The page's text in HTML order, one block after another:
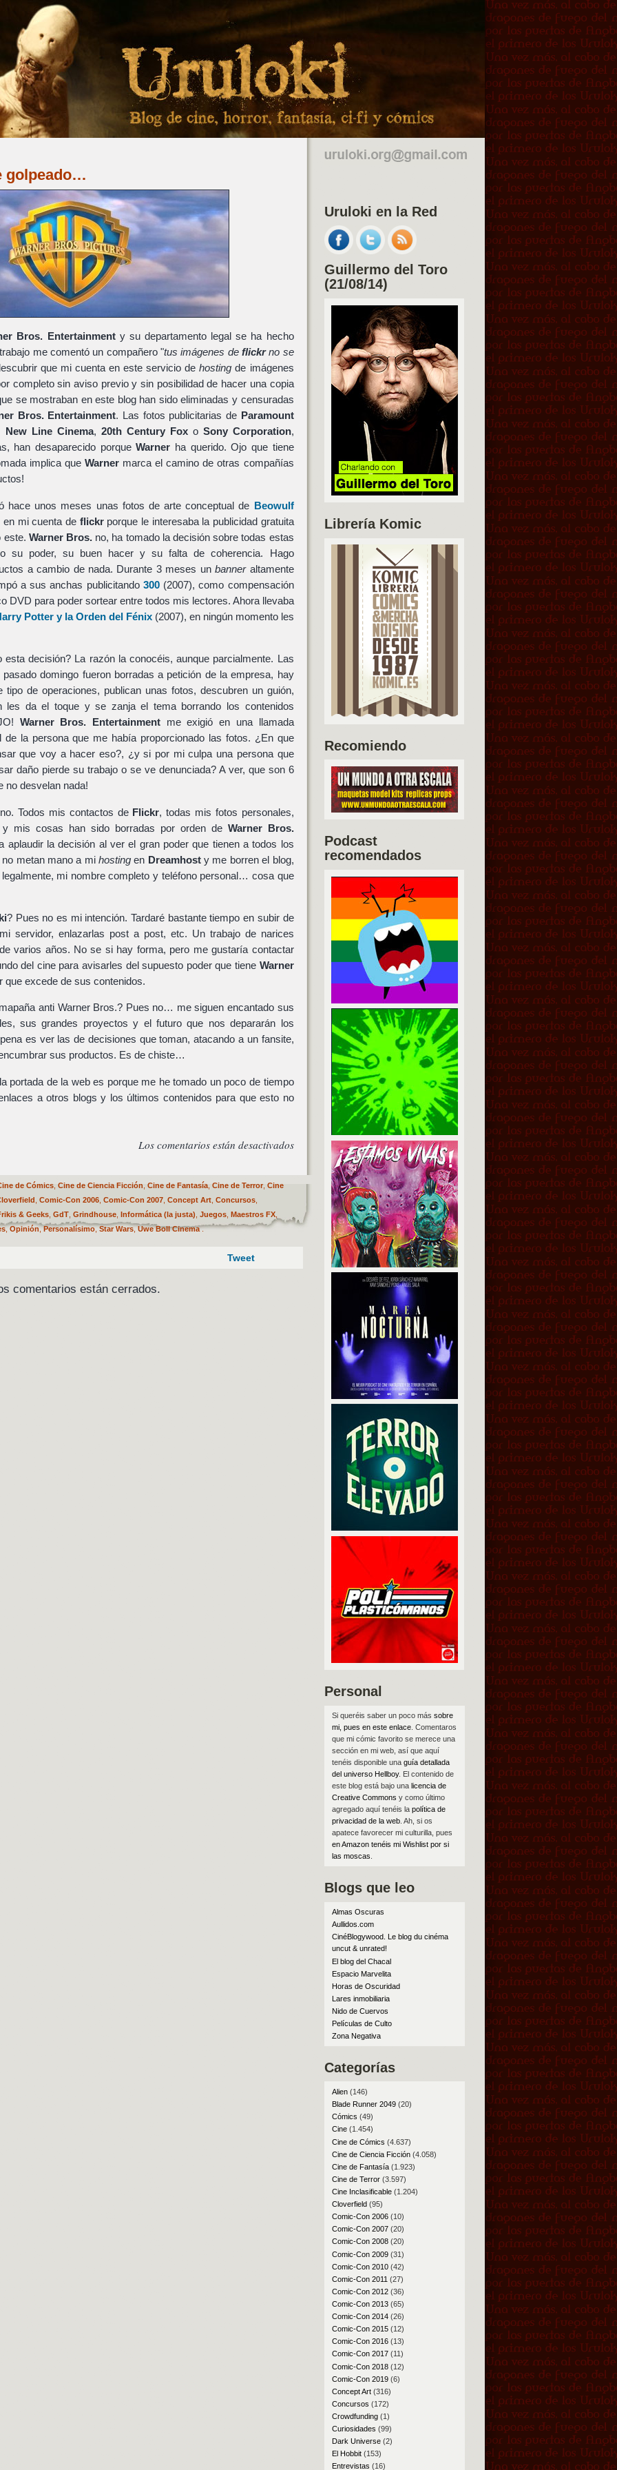
golpeado…
Bros. Entertainmenty su departamento legal se ha hecho
me comentó un compañero "tus imágenes de flickrno se
que mi cuenta en este servicio dehosting de imágenes
completo sin aviso previo y sin posibilidad de hacer una copia
se mostraban en este blog han sido eliminadas y censuradas
Bros. Entertainment. Las fotos publicitarias de Paramount
New Line Cinema,20th Century Foxo Sony Corporation,
han desaparecido porqueWarner ha querido. Ojo que tiene
implica queWarner marca el camino de otras compañías
hace unos meses unas fotos de arte conceptual de Beowulf
en mi cuenta de flickrporque le interesaba la publicidad gratuita
este. Warner Bros. no, ha tomado la decisión sobre todas estas
su poder, su buen hacer y su falta de coherencia. Hago
a cambio de nada. Durante 3 meses unbanneraltamente
a sus anchas publicitando 300(2007), como compensación
DVD para poder sortear entre todos mis lectores. Ahora llevaba
Potter y la Orden del Fénix(2007), en ningún momento les
decisión? La razón la conocéis, aunque parcialmente. Las
domingo fueron borradas a petición de la empresa, hay
de operaciones, publican unas fotos, descubren un guión,
les da el toque y se zanja el tema borrando los contenidos
Warner Bros. Entertainment me exigió en una llamada
de la persona que me había proporcionado las fotos. ¿En que
que voy a hacer eso?, ¿y si por mi culpa una persona que
daño pierde su trabajo o se ve denunciada? A ver, que son 6
no desvelan nada!
Todos mis contactos de Flickr, todas mis fotos personales,
mis cosas han sido borradas por orden de Warner Bros.
aplaudir la decisión al ver el gran poder que tienen a todos los
no metan mano a mihosting en Dreamhosty me borren el blog,
mi nombre completo y teléfono personal… cosa que
? Pues no es mi intención. Tardaré bastante tiempo en subir de
servidor, enlazarlas post a post, etc. Un trabajo de narices
varios años. No se si hay forma, pero me gustaría contactar
del cine para avisarles del supuesto poder que tiene Warner
que excede de sus contenidos.
anti Warner Bros.? Pues no… me siguen encantado sus
sus grandes proyectos y el futuro que nos depararán los
es ver las de decisiones que toman, atacando a un fansite,
sus productos. Es de chiste…
portada de la web es porque me he tomado un poco de tiempo
a otros blogs y los últimos contenidos para que esto no
Los comentarios están desactivados
de Cómics, Cine de Ciencia Ficción Cine de Fantasía, Cine de Terror, Cine
Comic-Con 2006, Comic-Con 2007, Concept Art, Concursos,
& Geeks, GdT, Grindhouse, Informática (la justa) Juegos, Maestros FX,
,Opinión,Personalísimo,Star Wars,Uwe Boll Cinema.
Tweet
comentarios están cerrados.
Uruloki en la Red
Guillermo del Toro
(21/08/14)
Librería Komic
Recomiendo
Podcast
recomendados
Personal
Si queréis saber un poco más sobre
mi, pues en este enlace. Comentaros
que mi cómic favorito se merece una
sección en mi web, así que aquí
tenéis disponible una guía detallada
del universo Hellboy. El contenido de
este blog está bajo una licencia de
Creative Commons y como último
agregado aquí tenéis la política de
privacidad de la web. Ah, si os
apatece favorecer mi culturilla, pues
en Amazon tenéis mi Wishlist por si
las moscas
Blogs que leo
Almas Oscuras
Aullidos.com
CinéBlogywood. Le blog du cinéma
uncut & unrated!
El blog del Chacal
Espacio Marvelita
Horas de Oscuridad
Lares inmobiliaria
Nido de Cuervos
Películas de Culto
Zona Negativa
Categorías
Alien(146)
Blade Runner 2049(20)
Cómics (49)
Cine(1.454)
Cine de Cómics (4.637)
Cine de Ciencia Ficción(4.058)
Cine de Fantasía(1.923)
Cine de Terror(3.597)
Cine Inclasificable(1.204)
Cloverfield(95)
Comic-Con 2006(10)
Comic-Con 2007(20)
Comic-Con 2008(20)
Comic-Con 2009(31)
Comic-Con 2010(42)
Comic-Con 2011 (27)
Comic-Con 2012(36)
Comic-Con 2013(65)
Comic-Con 2014(26)
Comic-Con 2015(12)
Comic-Con 2016(13)
Comic-Con 2017(11)
Comic-Con 2018(12)
Comic-Con 2019(6)
Concept Art(316)
Concursos (172)
Crowdfunding(1)
Curiosidades (99)
Dark Universe(2)
El Hobbit(153)
Entrevistas (16)